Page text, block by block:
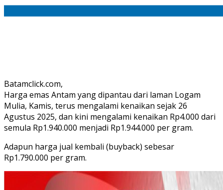
Batamclick.com,
Harga emas Antam yang dipantau dari laman Logam
Mulia, Kamis, terus mengalami kenaikan sejak 26
Agustus 2025, dan kini mengalami kenaikan Rp4.000 dari
semula Rp1.940.000 menjadi Rp1.944.000 per gram.
‎Adapun harga jual kembali (buyback) sebesar
Rp1.790.000 per gram.